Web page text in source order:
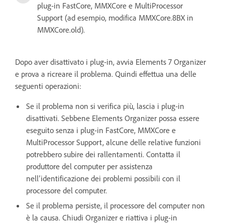
plug-in FastCore, MMXCore e MultiProcessor
Support (ad esempio, modifica MMXCore.8BX in
MMXCore.old).
Dopo aver disattivato i plug-in, avvia Elements 7 Organizer
e prova a ricreare il problema. Quindi effettua una delle
seguenti operazioni:
Se il problema non si verifica più, lascia i plug-in
disattivati. Sebbene Elements Organizer possa essere
eseguito senza i plug-in FastCore, MMXCore e
MultiProcessor Support, alcune delle relative funzioni
potrebbero subire dei rallentamenti. Contatta il
produttore del computer per assistenza
nell’identificazione dei problemi possibili con il
processore del computer.
Se il problema persiste, il processore del computer non
è la causa. Chiudi Organizer e riattiva i plug-in